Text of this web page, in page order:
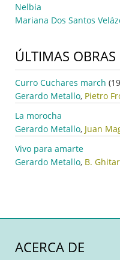
Nelbia
Mariana Dos Santos
ÚLTIMAS
Curro Cuchares march
Gerardo Metallo, Pietro
La morocha
Gerardo Metallo, Juan
Vivo para amarte
Gerardo Metallo, B.
ACERCA DE